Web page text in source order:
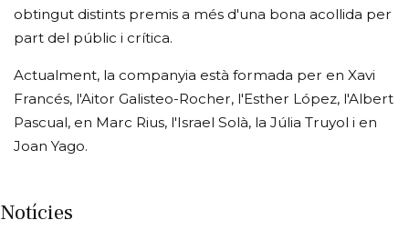
obtingut distints premis a més d'una bona acollida per
part del públic i crítica.
Actualment, la companyia està formada per en Xavi
Francés, l'Aitor Galisteo-Rocher, l'Esther López, l'Albert
Pascual, en Marc Rius, l'Israel Solà, la Júlia Truyol i en
Joan Yago.
Notícies